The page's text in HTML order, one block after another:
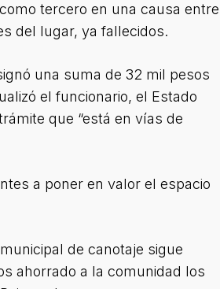
tercero en una causa entre
del lugar, ya fallecidos.
una suma de 32 mil pesos
el funcionario, el Estado
que “está en vías de
a poner en valor el espacio
de canotaje sigue
ahorrado a la comunidad los